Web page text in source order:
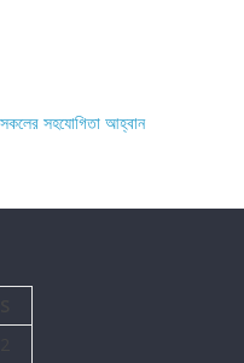
সকলের সহযোগিতা আহ্বান